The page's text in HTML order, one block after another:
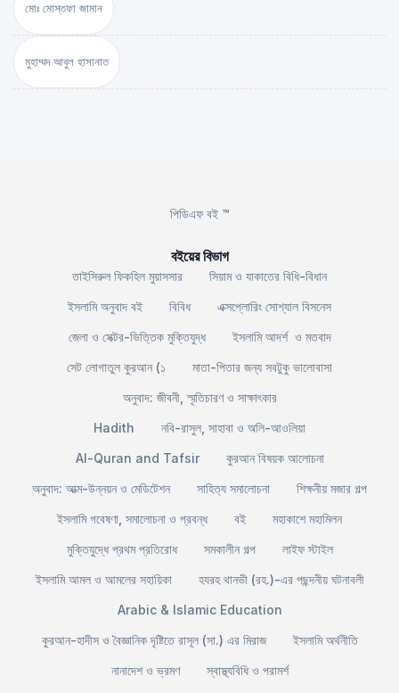
মোঃ মোস্তফা জামান
মুহাম্মদ আবুল হাসানাত
পিডিএফ বই ™
বইয়ের বিভাগ
তাইসিরুল ফিকহিল মুয়াসসার
সিয়াম ও যাকাতের বিধি-বিধান
ইসলামি অনুবাদ বই
বিবিধ
এক্সপ্লোরিং সোশ্যাল বিসনেস
জেলা ও সেক্টর-ভিত্তিক মুক্তিযুদ্ধ
ইসলামি আদর্শ ও মতবাদ
সেট লোগাতুল কুরআন (১
মাতা-পিতার জন্য সবটুকু ভালোবাসা
অনুবাদ: জীবনী, স্মৃতিচারণ ও সাক্ষাৎকার
Hadith
নবি-রাসুল, সাহাবা ও অলি-আওলিয়া
Al-Quran and Tafsir
কুরআন বিষয়ক আলোচনা
অনুবাদ: আত্ম-উন্নয়ন ও মেডিটেশন
সাহিত্য সমালোচনা
শিক্ষনীয় মজার গল্প
ইসলামি গবেষণা, সমালোচনা ও প্রবন্ধ
বই
মহাকাশে মহামিলন
মুক্তিযুদ্ধে প্রথম প্রতিরোধ
সমকালীন গল্প
লাইফ স্টাইল
ইসলামি আমল ও আমলের সহায়িকা
হযরহ থানভী (রহ.)-এর পছন্দনীয় ঘটনাবলী
Arabic & Islamic Education
কুরআন-হাদীস ও বৈজ্ঞানিক দৃষ্টিতে রাসূল (সা.) এর মিরাজ
ইসলামি অর্থনীতি
নানাদেশ ও ভ্রমণ
স্বাস্থ্যবিধি ও পরামর্শ